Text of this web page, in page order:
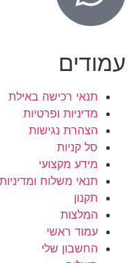
עמודים
תנאי רכישה באילת
מדיניות ופרטיות
הצהרת נגישות
סל קניות
מידע מקצועי
תנאי משלוח
תקנון
המלצות
עמוד ראשי
החשבון שלי